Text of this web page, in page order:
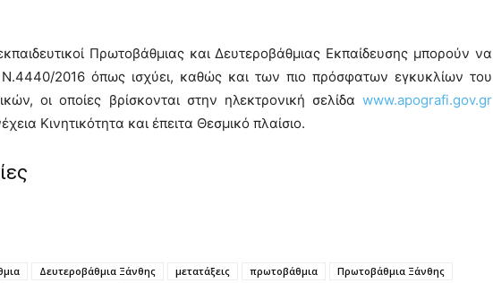
Πρωτοβάθμιας και Δευτεροβάθμιας Εκπαίδευσης μπορούν να
2016 όπως ισχύει, καθώς και των πιο πρόσφατων εγκυκλίων του
οι οποίες βρίσκονται στην ηλεκτρονική σελίδα www.apografi.gov.gr
Κινητικότητα και έπειτα Θεσμικό πλαίσιο.
Δευτεροβάθμια Ξάνθης μετατάξεις πρωτοβάθμια
Πρωτοβάθμια Ξάνθης